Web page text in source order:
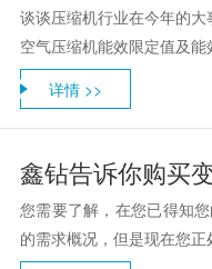
谈谈压缩机行业在今年的
空气压缩机能效限定值及
详情 >>
鑫钻告诉你购买
您需要了解，在您已得知
的需求概况，但是现在您